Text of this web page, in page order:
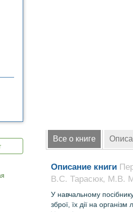
Все о книге
Описание книги
В.С. Тарасюк, М.В.
У навчальному
зброї, їх дії на